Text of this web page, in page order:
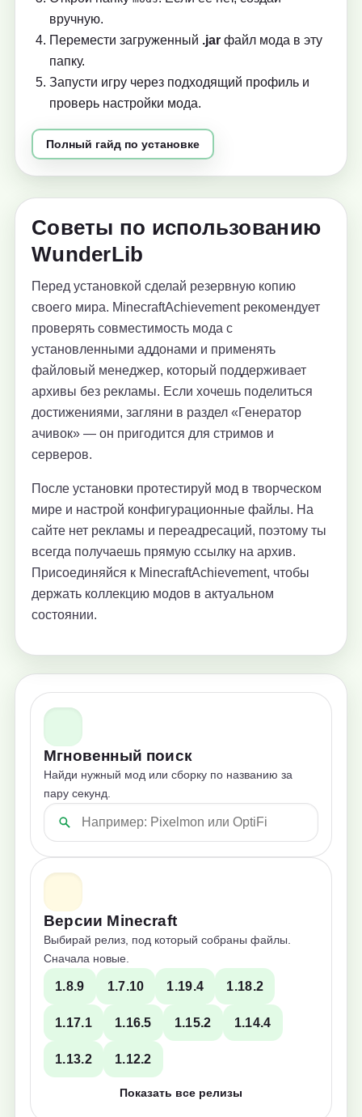
вручную.
Перемести загруженный .jar файл мода в эту
папку.
Запусти игру через подходящий профиль и
проверь настройки мода.
Полный гайд по установке
Советы по использованию
WunderLib
Перед установкой сделай резервную копию
своего мира. MinecraftAchievement рекомендует
проверять совместимость мода с
установленными аддонами и применять
файловый менеджер, который поддерживает
архивы без рекламы. Если хочешь поделиться
достижениями, загляни в раздел «Генератор
ачивок» — он пригодится для стримов и
серверов.
После установки протестируй мод в творческом
мире и настрой конфигурационные файлы. На
сайте нет рекламы и переадресаций, поэтому ты
всегда получаешь прямую ссылку на архив.
Присоединяйся к MinecraftAchievement, чтобы
держать коллекцию модов в актуальном
состоянии.
Мгновенный поиск
Найди нужный мод или сборку по названию за
пару секунд.
Версии Minecraft
Выбирай релиз, под который собраны файлы.
Сначала новые.
1.8.9 1.7.10 1.19.4 1.18.2
1.17.1 1.16.5 1.15.2 1.14.4
1.13.2 1.12.2
Показать все релизы